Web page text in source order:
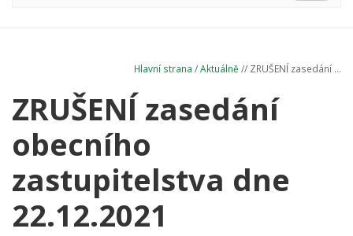
nabídka
Hlavní strana /Aktuálně // ZRUŠENÍ zasedání ...
ZRUŠENÍ zasedání
obecního
zastupitelstva dne
22.12.2021